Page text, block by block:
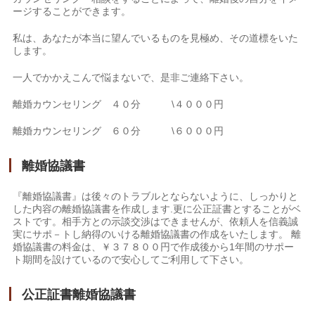
ージすることができます。
私は、あなたが本当に望んでいるものを見極め、その道標をいた
します。
一人でかかえこんで悩まないで、是非ご連絡下さい。
離婚カウンセリング ４０分 \４０００円
離婚カウンセリング ６０分 \６０００円
離婚協議書
『離婚協議書』は後々のトラブルとならないように、しっかりと
した内容の離婚協議書を作成します.更に公正証書とすることがベ
ストです。相手方との示談交渉はできませんが、依頼人を信義誠
実にサポ－トし納得のいける離婚協議書の作成をいたします。 離
婚協議書の料金は、￥３７８００円で作成後から1年間のサポー
ト期間を設けているので安心してご利用して下さい。
公正証書離婚協議書